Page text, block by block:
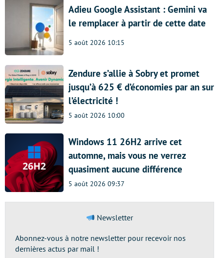
Adieu Google Assistant : Gemini va
le remplacer à partir de cette date
5 août 2026 10:15
Zendure s’allie à Sobry et promet
jusqu’à 625 € d’économies par an sur
l’électricité !
5 août 2026 10:00
Windows 11 26H2 arrive cet
automne, mais vous ne verrez
quasiment aucune différence
5 août 2026 09:37
Newsletter
Abonnez-vous à notre newsletter pour recevoir nos
dernières actus par mail !